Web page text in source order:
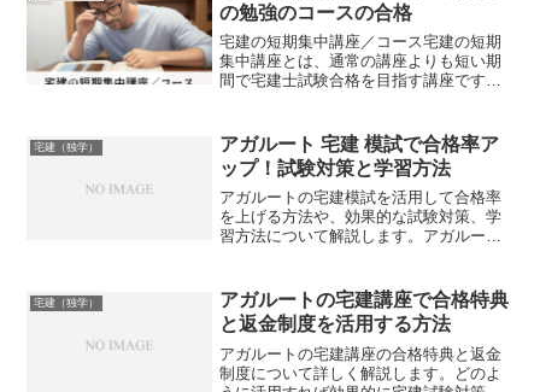
の勉強のコースの合格
宅建の短期集中講座／コース宅建の短期
集中講座とは、通常の講座よりも短い期
間で宅建士試験合格を目指す講座です。
ットは、以下のようなものがあります。
通常の講座よりも短い期...
宅建（独学）
アガルート 宅建 模試で合格率ア
ップ！試験対策と学習方法
アガルートの宅建模試を活用して合格率
を上げる方法や、効果的な試験対策、学
習方法について解説します。アガルート
宅建（独学）
アガルートの宅建講座で合格特典
と返金制度を活用する方法
アガルートの宅建講座の合格特典と返金
制度について詳しく解説します。どのよ